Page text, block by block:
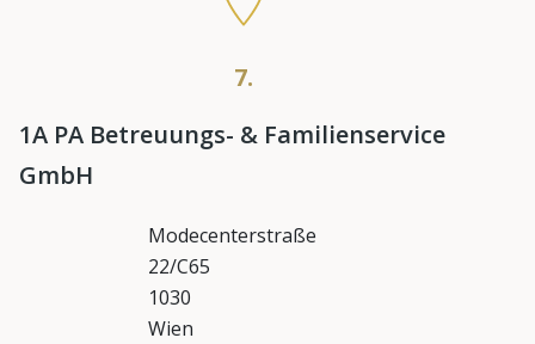
7.
1A PA Betreuungs- & Familienservice
GmbH
Modecenterstraße
22/C65
1030
Wien